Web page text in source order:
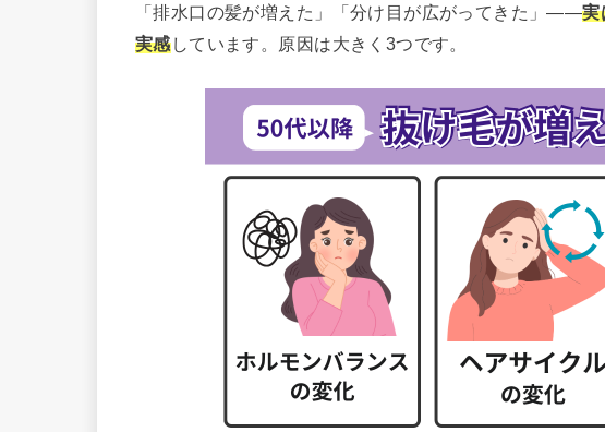
「排水口の髪が増えた」「分け目が広がってきた」——実
実感しています。原因は大きく3つです。